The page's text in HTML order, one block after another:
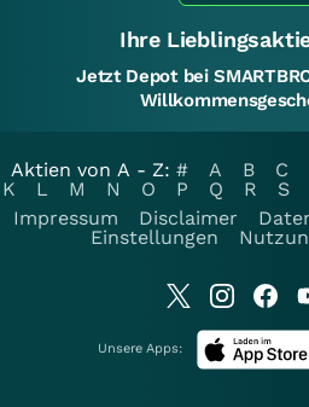
Ihre
Jetzt Depot bei
Aktien von A - Z: # A B C
K
L M N O P Q R S
Impressum
Disclaimer
Einstellungen
Unsere Apps: